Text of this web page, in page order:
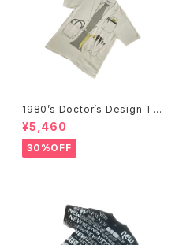
1980’s Doctor’s Design Tr
ompe-l'œil T-Shirts -1980
年代 騙し絵Tシャツ-
¥5,460
30%OFF